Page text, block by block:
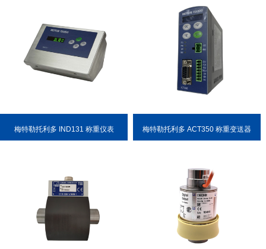
梅特勒托利多 IND131 称重仪表 梅特勒托利多 ACT350 称重变送器